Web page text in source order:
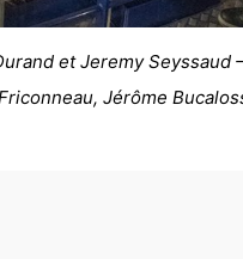
et Jeremy Seyssaud
Jérôme